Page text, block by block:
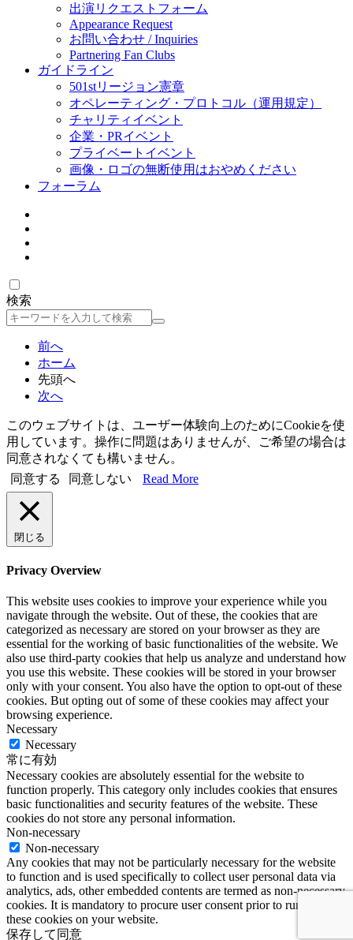
出演リクエストフォーム
Appearance Request
お問い合わせ / Inquiries
Partnering Fan Clubs
ガイドライン
501stリージョン憲章
オペレーティング・プロトコル（運用規定）
チャリティイベント
企業・PRイベント
プライベートイベント
画像・ロゴの無断使用はおやめください
フォーラム
検索
検
前へ
ホーム
先頭へ
次へ
このウェブサイトは、ユーザー体験向上のためにCookieを使
用しています。操作に問題はありませんが、ご希望の場合は
同意されなくても構いません。
同意する
同意しない Read More
閉じる
Privacy Overview
This website uses cookies to improve your experience while you
navigate through the website. Out of these, the cookies that are
categorized as necessary are stored on your browser as they are
essential for the working of basic functionalities of the website. We
also use third-party cookies that help us analyze and understand how
you use this website. These cookies will be stored in your browser
only with your consent. You also have the option to opt-out of these
cookies. But opting out of some of these cookies may affect your
browsing experience.
Necessary
Necessary
常に有効
Necessary cookies are absolutely essential for the website to
function properly. This category only includes cookies that ensures
basic functionalities and security features of the website. These
cookies do not store any personal information.
Non-necessary
Non-necessary
Any cookies that may not be particularly necessary for the website
to function and is used specifically to collect user personal data via
analytics, ads, other embedded contents are termed as non-necessary
cookies. It is mandatory to procure user consent prior to running
these cookies on your website.
保存して同意